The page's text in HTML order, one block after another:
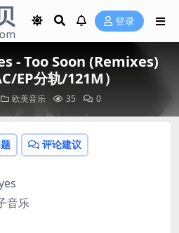
登录
- Too Soon (Remixes)
EP分轨/121M）
欧美音乐 35 0
评论建议
音乐